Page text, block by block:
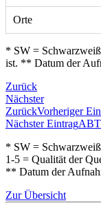
Orte
* SW =
ist. ** Datum der
Zurück
Nächster
ZurückVorheriger
Nächster Eintrag
* SW =
1-5 = Qualität der
** Datum der
Zur Übersicht